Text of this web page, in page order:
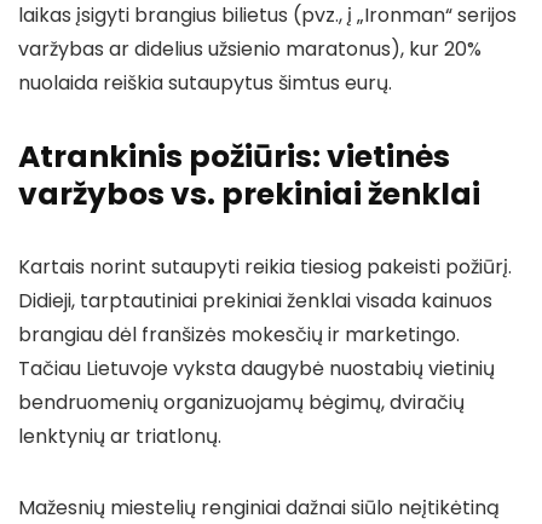
laikas įsigyti brangius bilietus (pvz., į „Ironman“ serijos
varžybas ar didelius užsienio maratonus), kur 20%
nuolaida reiškia sutaupytus šimtus eurų.
Atrankinis požiūris: vietinės
varžybos vs. prekiniai ženklai
Kartais norint sutaupyti reikia tiesiog pakeisti požiūrį.
Didieji, tarptautiniai prekiniai ženklai visada kainuos
brangiau dėl franšizės mokesčių ir marketingo.
Tačiau Lietuvoje vyksta daugybė nuostabių vietinių
bendruomenių organizuojamų bėgimų, dviračių
lenktynių ar triatlonų.
Mažesnių miestelių renginiai dažnai siūlo neįtikėtiną